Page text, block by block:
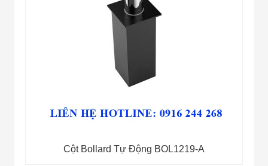
Cột Bollard Tự Động BOL1219-A